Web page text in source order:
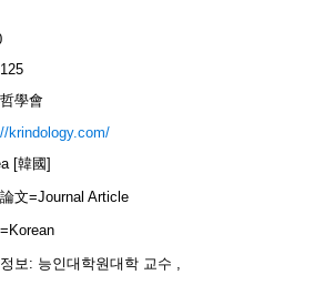
學會
krindology.com/
[韓國]
文=Journal Article
보: 능인대학원대학 교수 ,